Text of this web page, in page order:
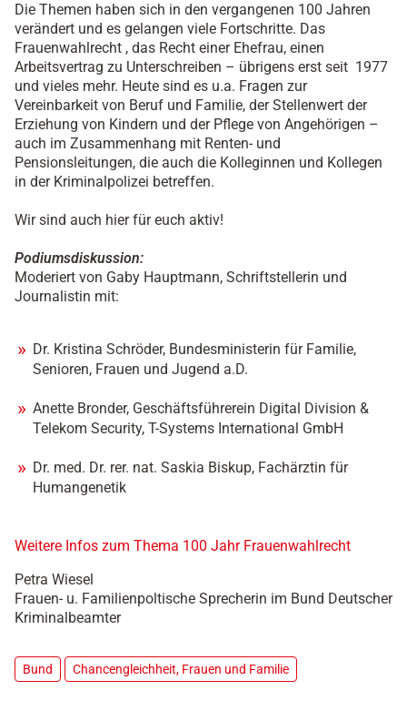
Die Themen haben sich in den vergangenen 100 Jahren
verändert und es gelangen viele Fortschritte. Das
Frauenwahlrecht , das Recht einer Ehefrau, einen
Arbeitsvertrag zu Unterschreiben – übrigens erst seit 1977
und vieles mehr. Heute sind es u.a. Fragen zur
Vereinbarkeit von Beruf und Familie, der Stellenwert der
Erziehung von Kindern und der Pflege von Angehörigen –
auch im Zusammenhang mit Renten- und
Pensionsleitungen, die auch die Kolleginnen und Kollegen
in der Kriminalpolizei betreffen.
Wir sind auch hier für euch aktiv!
Podiumsdiskussion:
Moderiert von Gaby Hauptmann, Schriftstellerin und
Journalistin mit:
Dr. Kristina Schröder, Bundesministerin für Familie,
Senioren, Frauen und Jugend a.D.
Anette Bronder, Geschäftsführerein Digital Division &
Telekom Security, T-Systems International GmbH
Dr. med. Dr. rer. nat. Saskia Biskup, Fachärztin für
Humangenetik
Weitere Infos zum Thema 100 Jahr Frauenwahlrecht
Petra Wiesel
Frauen- u. Familienpoltische Sprecherin im Bund Deutscher
Kriminalbeamter
Bund Chancengleichheit, Frauen und Familie